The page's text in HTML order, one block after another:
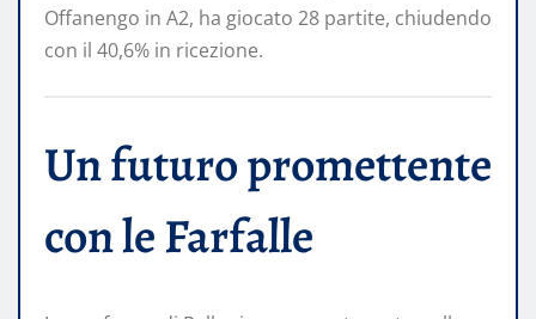
Offanengo in A2, ha giocato 28 partite, chiudendo
con il 40,6% in ricezione.
Un futuro promettente
con le Farfalle